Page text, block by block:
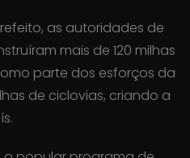
as autoridades de
mais de 120 milhas
parte dos esforços da
de ciclovias, criando a